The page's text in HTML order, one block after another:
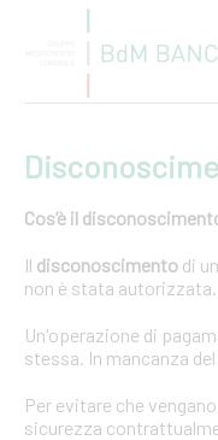
Cos’è il
Il disconoscimento di
non è stata autorizzata.
Un'operazione di
stessa. In mancanza
Per evitare che
sicurezza